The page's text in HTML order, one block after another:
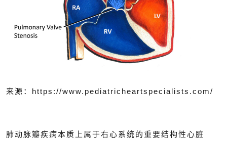
来源： https://www.pediatricheartspecialists.com/
肺动脉瓣疾病本质上属于右心系统的重要结构性心脏